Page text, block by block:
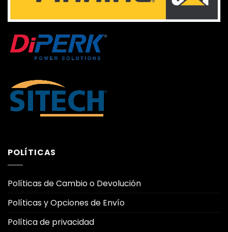
POLÍTICAS
Políticas de Cambio o Devolución
Políticas y Opciones de Envío
Política de privacidad